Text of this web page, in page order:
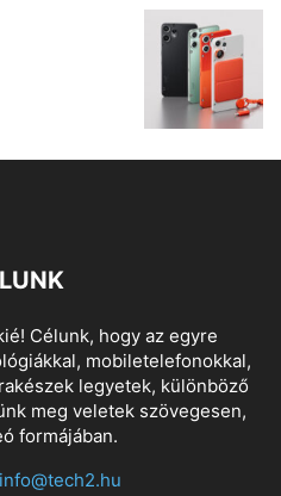
Célunk, hogy az egyre
mobiletelefonokkal,
legyetek, különböző
meg veletek szövegesen,
formájában.
info@tech2.hu